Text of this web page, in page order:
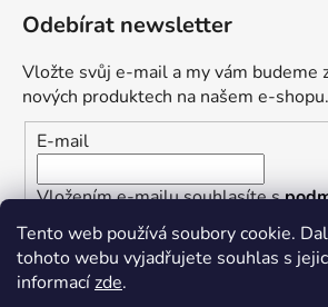
Tento web používá soubory cookie.
tohoto webu vyjadřujete souhlas s
informacízde.
Odebírat newsletter
Vložte svůj e-mail a my vám budeme
nových produktech na našem e-shopu.
E-mail
Vložením e-mailu souhlasíte s
osobních údajů
PŘIHLÁSIT SE